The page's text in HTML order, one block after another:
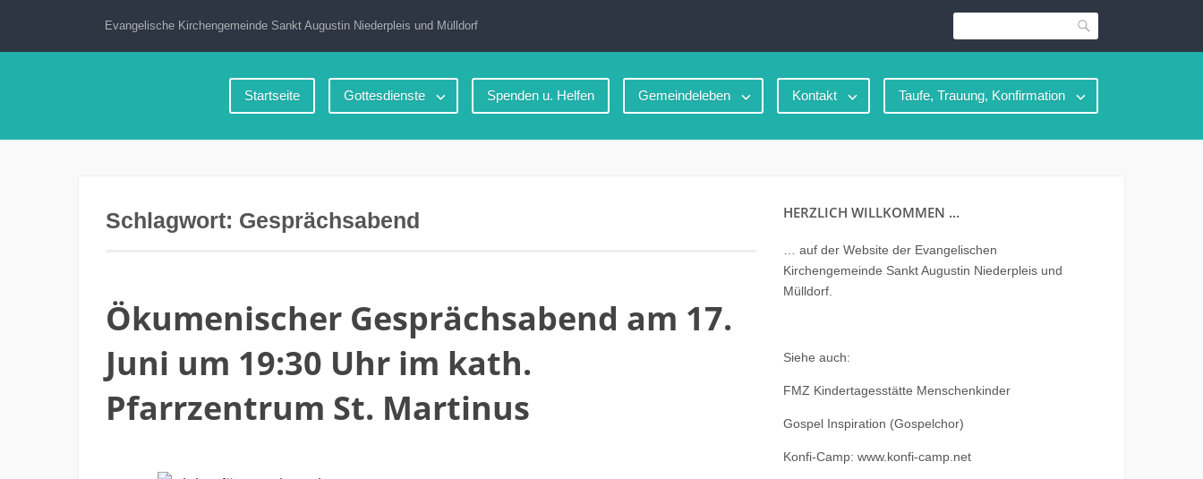
springen
Evangelische Kirchengemeinde Sankt Augustin Niederpleis und Mülldorf Suche
Startseite Gottesdienste Spenden u. Helfen Gemeindeleben Kontakt Taufe, Trauung, Konfirmation
Schlagwort: Gesprächsabend
Ökumenischer Gesprächsabend am 17.
Juni um 19:30 Uhr im kath.
Pfarrzentrum St. Martinus
HERZLICH WILLKOMMEN …
… auf der Website der Evangelischen
Kirchengemeinde Sankt Augustin Niederpleis und
Mülldorf.
Siehe auch:
FMZ Kindertagesstätte Menschenkinder
Gospel Inspiration (Gospelchor)
Konfi-Camp: www.konfi-camp.net